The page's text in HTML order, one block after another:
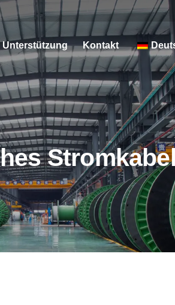
Unterstützung Kontakt